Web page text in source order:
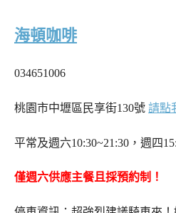
海頓咖啡
034651006
桃園市中壢區民享街130號 請點
平常及週六10:30~21:30，週四
僅週六供應主餐且採預約制！